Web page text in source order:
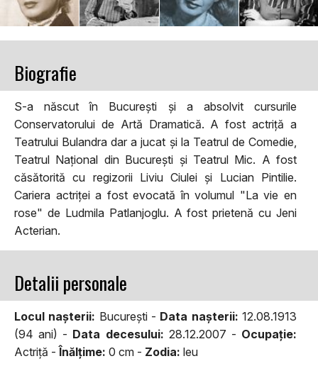
Biografie
S-a născut în București și a absolvit cursurile
Conservatorului de Artă Dramatică. A fost actriță a
Teatrului Bulandra dar a jucat și la Teatrul de Comedie,
Teatrul Național din București și Teatrul Mic. A fost
căsătorită cu regizorii Liviu Ciulei și Lucian Pintilie.
Cariera actriței a fost evocată în volumul "La vie en
rose" de Ludmila Patlanjoglu. A fost prietenă cu Jeni
Acterian.
Detalii personale
Locul naşterii: Bucureşti - Data naşterii: 12.08.1913
(94 ani) - Data decesului: 28.12.2007 - Ocupaţie:
Actriţă -Înălţime: 0 cm - Zodia: leu